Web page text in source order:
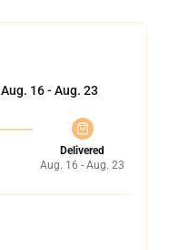
Aug. 16 - Aug. 23
Delivered
Aug. 16 - Aug. 23